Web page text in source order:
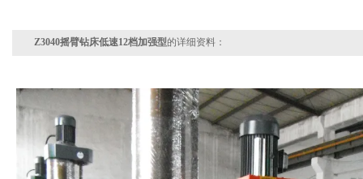
Z3040摇臂钻床低速12档加强型的详细资料：